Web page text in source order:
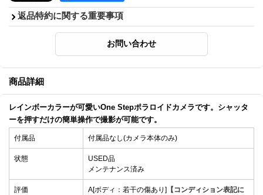
返品特約に関する重要事項
商品詳細
レインボーカラーが可愛いOne Stepポラロイドカメラです。シャッタ
ーを押すだけの簡単操作で撮影が可能です。
付属品 付属品なし(カメラ本体のみ)
状態
USED品
メンテナンス済み
評価 A[ボディ：若干の傷あり] 【コンディション表記に